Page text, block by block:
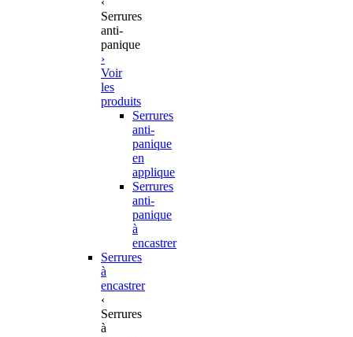
Serrures
anti-
panique
›
Voir
les
produits
Serrures
anti-
panique
en
applique
Serrures
anti-
panique
à
encastrer
Serrures
à
encastrer
‹
Serrures
à